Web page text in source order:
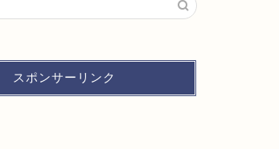
スポンサーリンク